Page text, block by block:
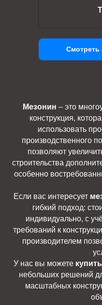
Смотреть
Мезонин – это
конструкция,
использовать
производственного
позволяют
строительства
особенно
Если вас интересует
гибкий подход:
индивидуально, с
требований к
производителем
У нас вы можете
небольших решений
масштабных